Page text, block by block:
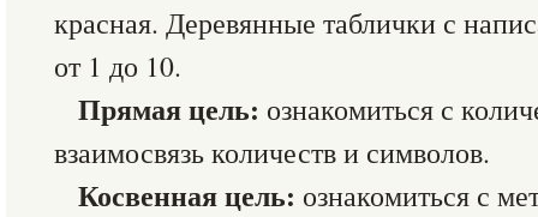
красная. Деревянные таблички с
от 1 до 10.
Прямая цель: ознакомиться с
взаимосвязь количеств и символов.
Косвенная цель: ознакомиться с